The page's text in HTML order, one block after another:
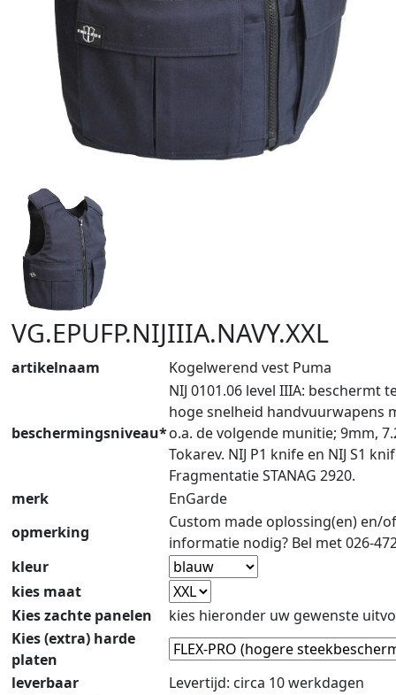
VG.EPUFP.NIJIIIA.NAVY.XXL
artikelnaam Kogelwerend vest Puma
beschermingsniveau*
NIJ 0101.06 level IIIA: beschermt
hoge snelheid handvuurwapens
o.a. de volgende munitie; 9mm,
Tokarev. NIJ P1 knife en NIJ S1
Fragmentatie STANAG 2920.
merk
EnGarde
opmerking
Custom made oplossing(en) en/
informatie nodig? Bel met 026-
kleur
kies maat
Kies zachte panelen
kies hieronder uw gewenste
Kies (extra) harde
platen
leverbaar
Levertijd: circa 10 werkdagen